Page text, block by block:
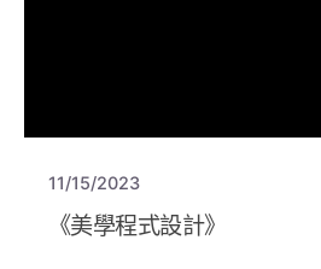
11/15/2023
《美學程式設計》